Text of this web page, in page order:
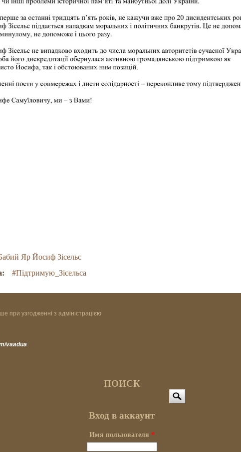
Яр Йосиф Зісельс
#Підтримую_Зісельса
при узгодженні з адміністрацією
vaadua
ПОИСК
Поиск
Вход в аккаунт
Имя пользователя *